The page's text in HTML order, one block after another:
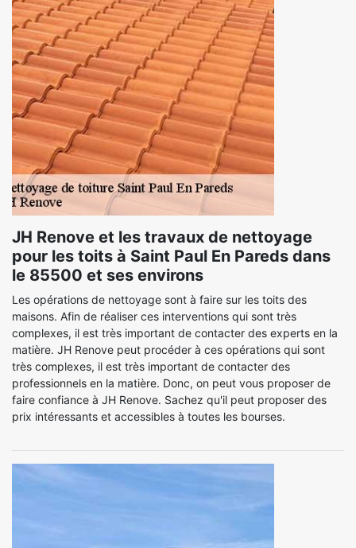
JH Renove et les travaux de nettoyage
pour les toits à Saint Paul En Pareds dans
le 85500 et ses environs
Les opérations de nettoyage sont à faire sur les toits des
maisons. Afin de réaliser ces interventions qui sont très
complexes, il est très important de contacter des experts en la
matière. JH Renove peut procéder à ces opérations qui sont
très complexes, il est très important de contacter des
professionnels en la matière. Donc, on peut vous proposer de
faire confiance à JH Renove. Sachez qu'il peut proposer des
prix intéressants et accessibles à toutes les bourses.